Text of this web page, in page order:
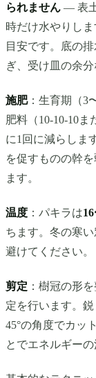
られません — 表
時だけ水やりし
目安です。底の
ぎ、受け皿の余分
施肥：生育期（3
肥料（10-10-10ま
に1回に減らしま
を促すものの幹
ます。
温度 ：パキラは
ちます。冬の寒
避けてください。
剪定 ：樹冠の形
定を行います。
45°の角度でカッ
とでエネルギー